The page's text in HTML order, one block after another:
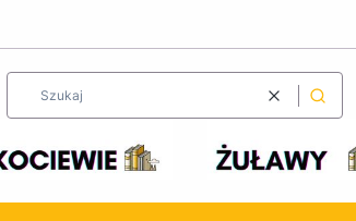
WyczyśćSzukaj